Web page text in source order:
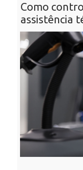
Como
assistência